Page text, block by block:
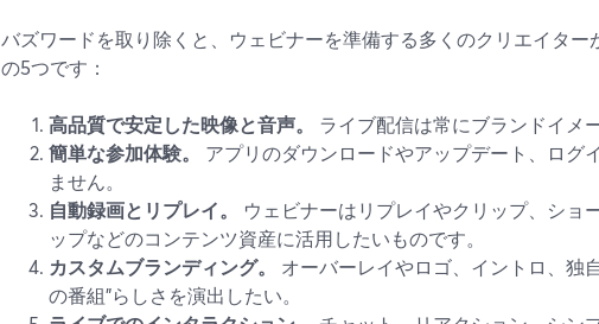
バズワードを取り除くと、ウェビナーを準備する多くのクリエイター
の5つです：
高品質で安定した映像と音声。
ライブ配信は常にブランドイメ
簡単な参加体験。
アプリのダウンロードやアップデート、ログ
ません。
自動録画とリプレイ。
ウェビナーはリプレイやクリップ、ショ
ップなどのコンテンツ資産に活用したいものです。
カスタムブランディング。
オーバーレイやロゴ、イントロ、独
の番組”らしさを演出したい。